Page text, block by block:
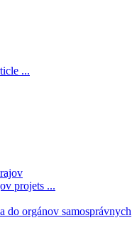
...
projets ...